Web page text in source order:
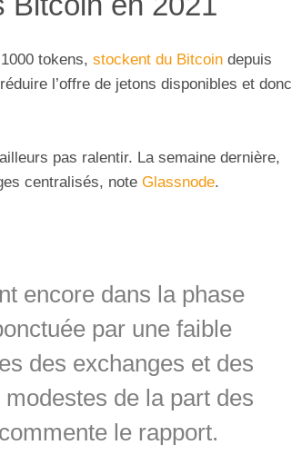
tokens, stockent du Bitcoin depuis
l’offre de jetons disponibles et donc
pas ralentir. La semaine dernière,
centralisés, note Glassnode.
encore dans la phase
par une faible
des exchanges et des
de la part des
le rapport.